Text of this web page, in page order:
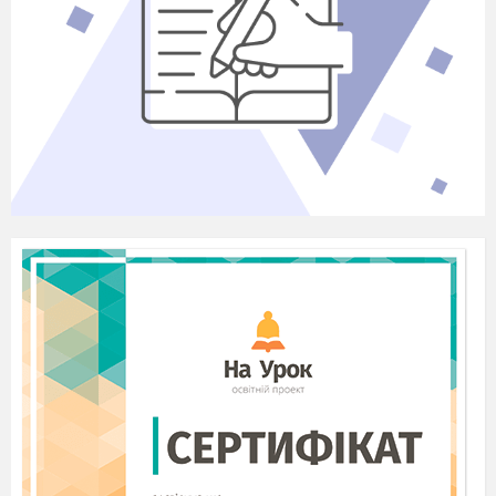
Актуалізація знань
: Діти, рада вас
вітати на уроці з біології, гадаю, що ви
гарно відпочили на канікулах. Щоб
рухатися далі, давайте згадаємо, на чому
ми зупинилися перед канікулами.
Погляньте на екран (з’являються по
черзі картинки: цибулина, бульби,
Закріплюємо свої знання про способи
вегетативного розмноження, виконавши
вправу. Перейдіть за посиланням в чаті:
https://learningapps.org/display?
v=p02229d5322
Даю хвилинку на виконання та
перевіряємо.
Продовжіть речення: «Вегетативне
розмноження відноситься до…
(нестатевого). А чим відрізняється